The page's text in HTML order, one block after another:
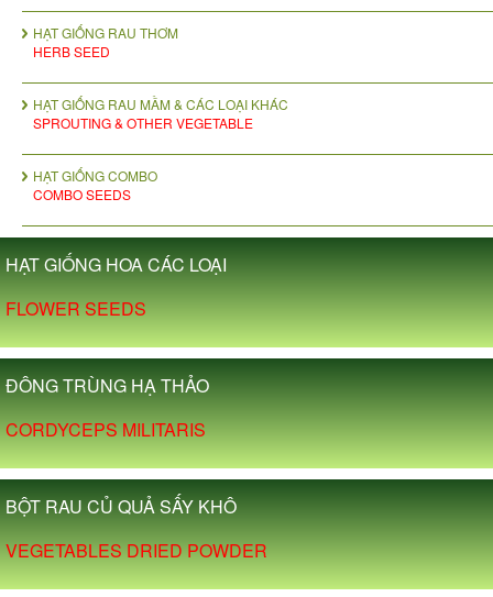
HẠT GIỐNG RAU THƠM
HERB SEED
HẠT GIỐNG RAU MẦM & CÁC LOẠI KHÁC
SPROUTING & OTHER VEGETABLE
HẠT GIỐNG COMBO
COMBO SEEDS
HẠT GIỐNG HOA CÁC LOẠI
FLOWER SEEDS
ĐÔNG TRÙNG HẠ THẢO
CORDYCEPS MILITARIS
BỘT RAU CỦ QUẢ SẤY KHÔ
VEGETABLES DRIED POWDER